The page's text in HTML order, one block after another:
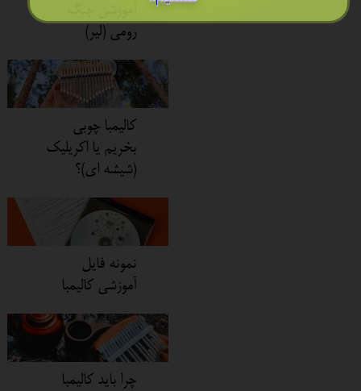
رومی (لیر)
کالیمبا چوبی
بخریم یا اکریلیک
(شیشه ای)؟
نمونه فایل
آموزشی کالیمبا
چرا باید کالیمبا